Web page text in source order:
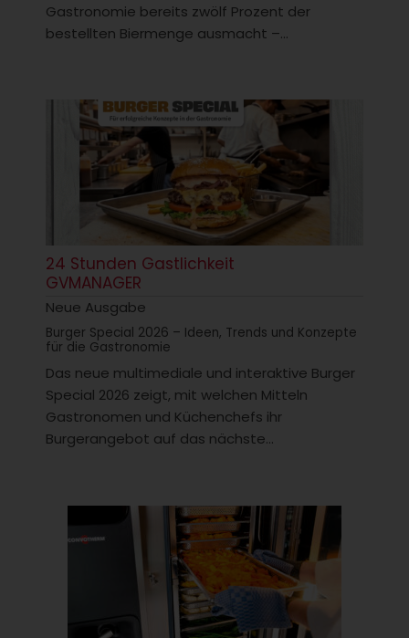
Gastronomie bereits zwölf Prozent der
bestellten Biermenge ausmacht –...
24 Stunden Gastlichkeit
GVMANAGER
Neue Ausgabe
Burger Special 2026 – Ideen, Trends und Konzepte
für die Gastronomie
Das neue multimediale und interaktive Burger
Special 2026 zeigt, mit welchen Mitteln
Gastronomen und Küchenchefs ihr
Burgerangebot auf das nächste...